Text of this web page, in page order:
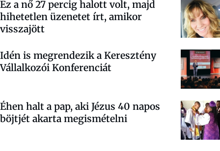
Ez a nő 27 percig halott volt, majd
hihetetlen üzenetet írt, amikor
visszajött
Idén is megrendezik a Keresztény
Vállalkozói Konferenciát
Éhen halt a pap, aki Jézus 40 napos
böjtjét akarta megismételni